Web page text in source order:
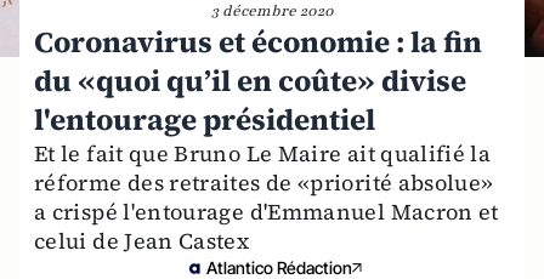
3 décembre 2020
Coronavirus et économie : la fin
du «quoi qu’il en coûte» divise
l'entourage présidentiel
Et le fait que Bruno Le Maire ait qualifié la
réforme des retraites de «priorité absolue»
a crispé l'entourage d'Emmanuel Macron et
celui de Jean Castex
Atlantico Rédaction